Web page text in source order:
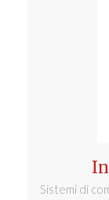
Sistemi di